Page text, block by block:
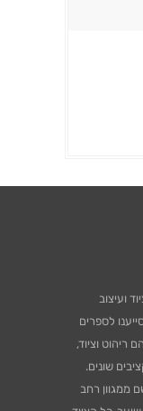
ועיצוב
סייענו לספרים
ריהוט וציוד,
שונים.
ממגוון רחב